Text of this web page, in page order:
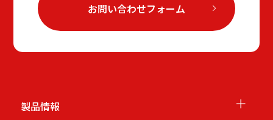
お問い合わせフォーム
製品情報 ＋